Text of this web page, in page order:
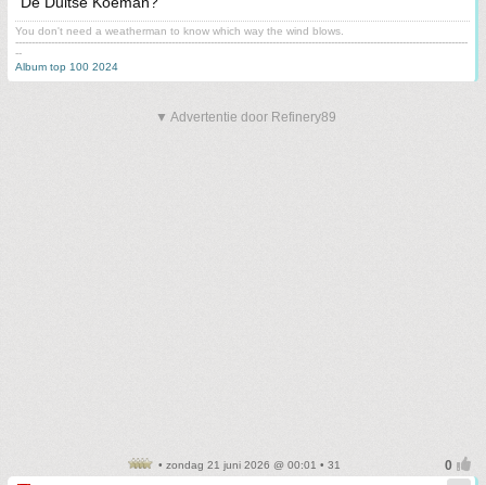
You don't need a weatherman to know which way the wind blows.
-------------------------------------------------------------------------------------------------------------------------------------------
--
Album top 100 2024
▼ Advertentie door Refinery89
• zondag 21 juni 2026 @ 00:01 • 31